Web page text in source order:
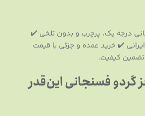
درجه یک، پرچرب و بدون تلخی ✔️
✔️ خرید عمده و جزئی با قیمت
کیفیت.
گردو فسنجانی این‌قدر